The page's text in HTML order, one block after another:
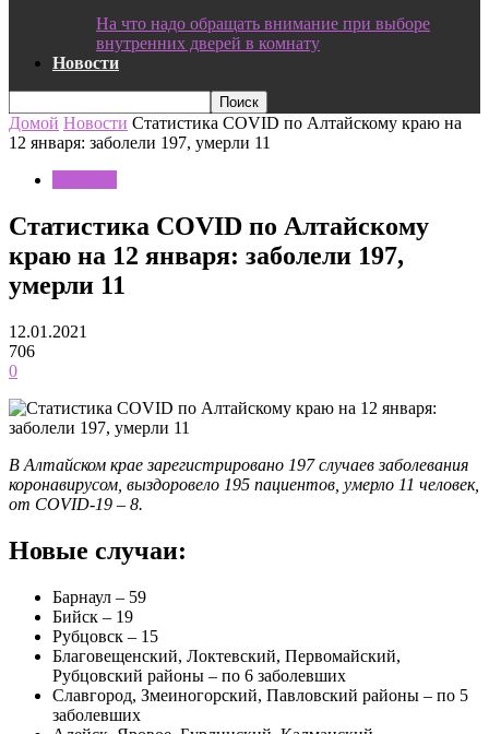
На что надо обращать внимание при выборе
внутренних дверей в комнату
Новости
Домой Новости Статистика COVID по Алтайскому краю на
12 января: заболели 197, умерли 11
Статистика COVID по Алтайскому
краю на 12 января: заболели 197,
умерли 11
12.01.2021
706
0
В Алтайском крае зарегистрировано 197 случаев заболевания
коронавирусом, выздоровело 195 пациентов, умерло 11 человек,
от COVID-19 – 8.
Новые случаи:
Барнаул – 59
Бийск – 19
Рубцовск – 15
Благовещенский, Локтевский, Первомайский,
Рубцовский районы – по 6 заболевших
Славгород, Змеиногорский, Павловский районы – по 5
заболевших